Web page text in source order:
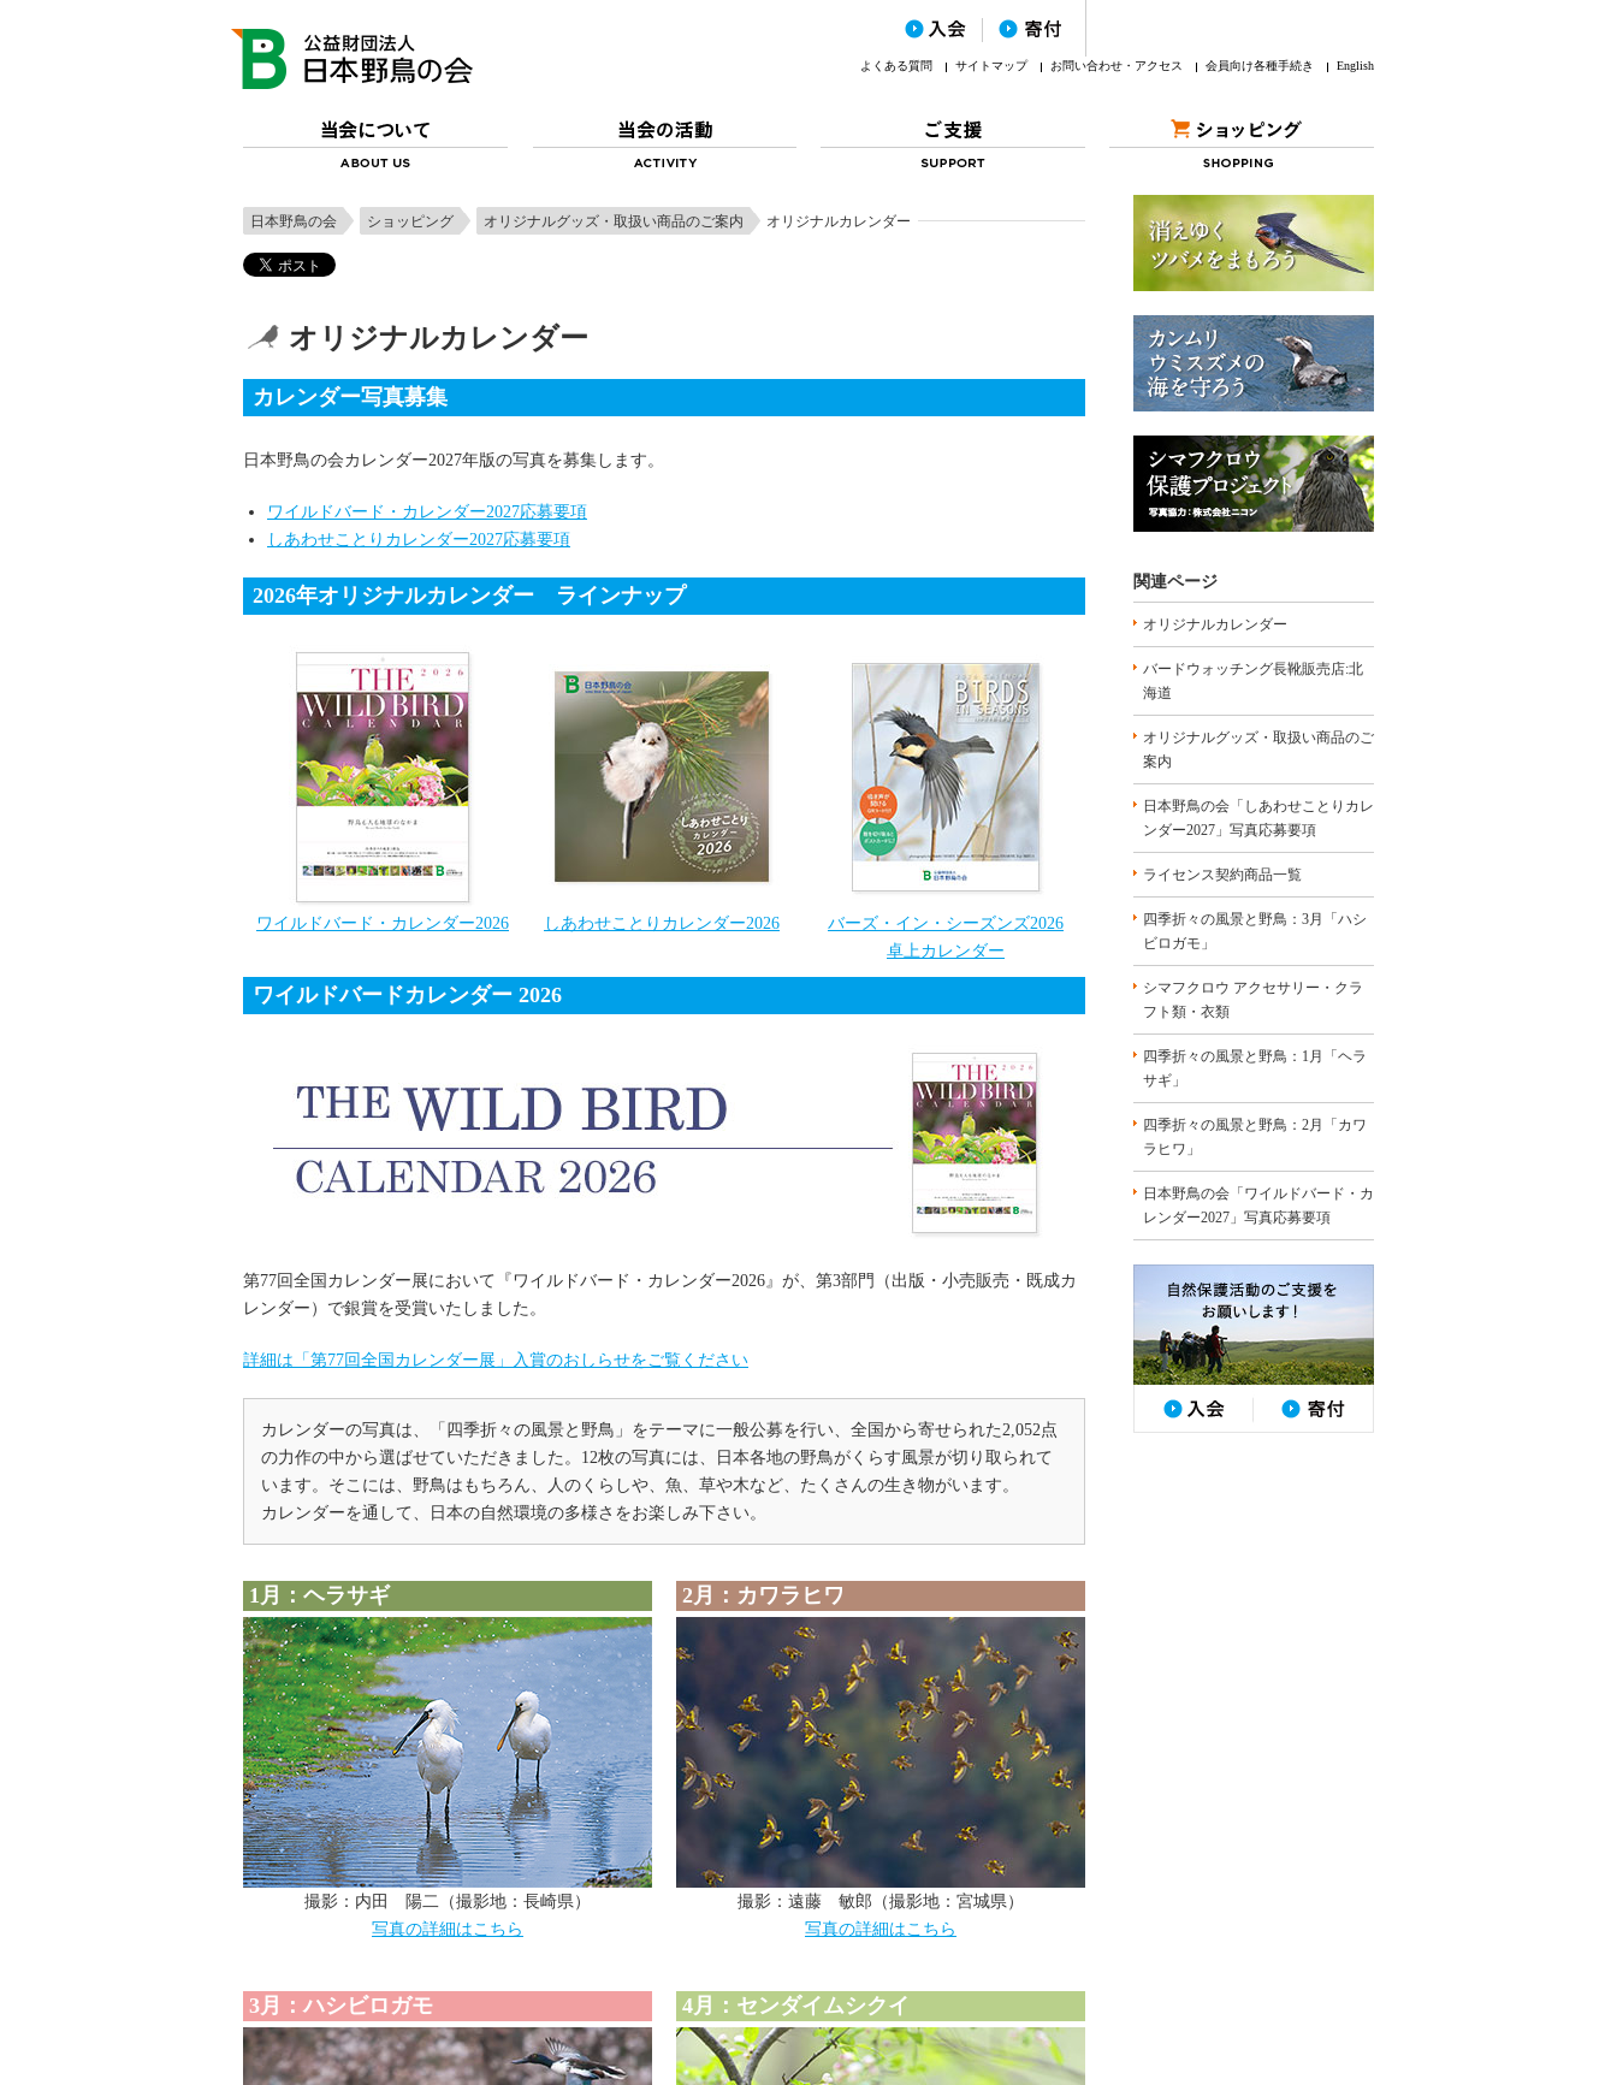
よくある質問 サイトマップ お問い合わせ・アクセス 会員向け各種手続き English
日本野鳥の会 ショッピング オリジナルグッズ・取扱い商品のご案内 オリジナルカレンダー
オリジナルカレンダー
カレンダー写真募集
日本野鳥の会カレンダー2027年版の写真を募集します。
ワイルドバード・カレンダー2027応募要項
しあわせことりカレンダー2027応募要項
2026年オリジナルカレンダー ラインナップ
ワイルドバード・カレンダー2026 しあわせことりカレンダー2026
バーズ・イン・シーズンズ2026
卓上カレンダー
ワイルドバードカレンダー 2026
第77回全国カレンダー展において『ワイルドバード・カレンダー2026』が、第3部門（出版・小売販売・既成カ
レンダー）で銀賞を受賞いたしました。
詳細は「第77回全国カレンダー展」入賞のおしらせをご覧ください
カレンダーの写真は、「四季折々の風景と野鳥」をテーマに一般公募を行い、全国から寄せられた2,052点
の力作の中から選ばせていただきました。12枚の写真には、日本各地の野鳥がくらす風景が切り取られて
います。そこには、野鳥はもちろん、人のくらしや、魚、草や木など、たくさんの生き物がいます。
カレンダーを通して、日本の自然環境の多様さをお楽しみ下さい。
1月：ヘラサギ
撮影：内田 陽二（撮影地：長崎県）
写真の詳細はこちら
2月：カワラヒワ
撮影：遠藤 敏郎（撮影地：宮城県）
写真の詳細はこちら
3月：ハシビロガモ 4月：センダイムシクイ
関連ページ
オリジナルカレンダー
バードウォッチング長靴販売店:北
海道
オリジナルグッズ・取扱い商品のご
案内
日本野鳥の会「しあわせことりカレ
ンダー2027」写真応募要項
ライセンス契約商品一覧
四季折々の風景と野鳥：3月「ハシ
ビロガモ」
シマフクロウ アクセサリー・クラ
フト類・衣類
四季折々の風景と野鳥：1月「ヘラ
サギ」
四季折々の風景と野鳥：2月「カワ
ラヒワ」
日本野鳥の会「ワイルドバード・カ
レンダー2027」写真応募要項